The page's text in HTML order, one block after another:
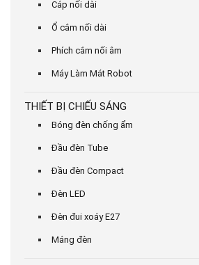
Cáp nối dài
Ổ cắm nối dài
Phích cắm nối âm
Máy Làm Mát Robot
THIẾT BỊ CHIẾU SÁNG
Bóng đèn chống ẩm
Đầu đèn Tube
Đầu đèn Compact
Đèn LED
Đèn đui xoáy E27
Máng đèn